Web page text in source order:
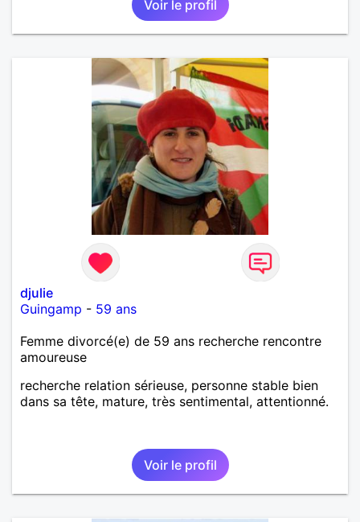
Voir le profil
djulie
Guingamp - 59 ans
Femme divorcé(e) de 59 ans recherche rencontre
amoureuse
recherche relation sérieuse, personne stable bien
dans sa tête, mature, très sentimental, attentionné.
Voir le profil